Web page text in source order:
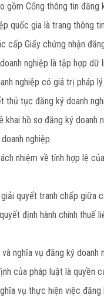
gồm Cổng thông tin
quốc gia là trang
cấp Giấy chứng nhận
nghiệp là tập hợp
nghiệp có giá trị pháp
thủ tục đăng ký doanh
khai hồ sơ đăng ký
nghiệp.
nhiệm về tính hợp lệ
quyết tranh chấp
định hành chính
nghĩa vụ đăng ký
của pháp luật là quyền
vụ thực hiện việc